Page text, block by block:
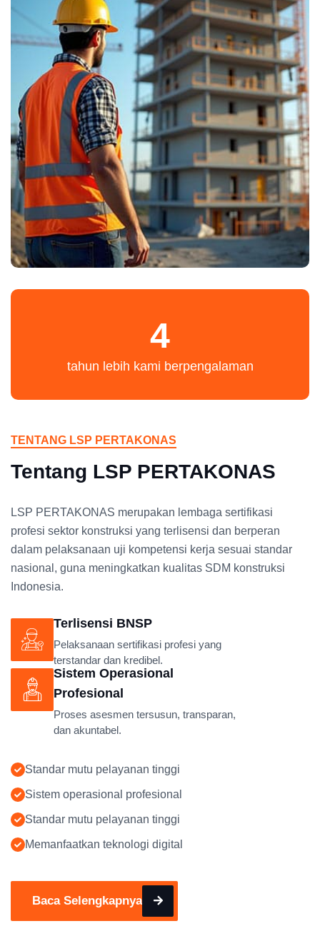
4
tahun lebih kami berpengalaman
TENTANG LSP PERTAKONAS
Tentang LSP PERTAKONAS
LSP PERTAKONAS merupakan lembaga sertifikasi
profesi sektor konstruksi yang terlisensi dan berperan
dalam pelaksanaan uji kompetensi kerja sesuai standar
nasional, guna meningkatkan kualitas SDM konstruksi
Indonesia.
Terlisensi BNSP
Pelaksanaan sertifikasi profesi yang
terstandar dan kredibel.
Sistem Operasional
Profesional
Proses asesmen tersusun, transparan,
dan akuntabel.
Standar mutu pelayanan tinggi
Sistem operasional profesional
Standar mutu pelayanan tinggi
Memanfaatkan teknologi digital
Baca Selengkapnya